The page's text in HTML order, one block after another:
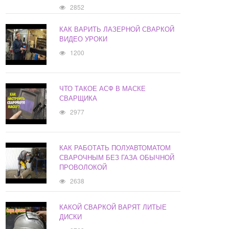
2852
КАК ВАРИТЬ ЛАЗЕРНОЙ СВАРКОЙ
ВИДЕО УРОКИ
1200
ЧТО ТАКОЕ АСФ В МАСКЕ
СВАРЩИКА
2977
КАК РАБОТАТЬ ПОЛУАВТОМАТОМ
СВАРОЧНЫМ БЕЗ ГАЗА ОБЫЧНОЙ
ПРОВОЛОКОЙ
2638
КАКОЙ СВАРКОЙ ВАРЯТ ЛИТЫЕ
ДИСКИ